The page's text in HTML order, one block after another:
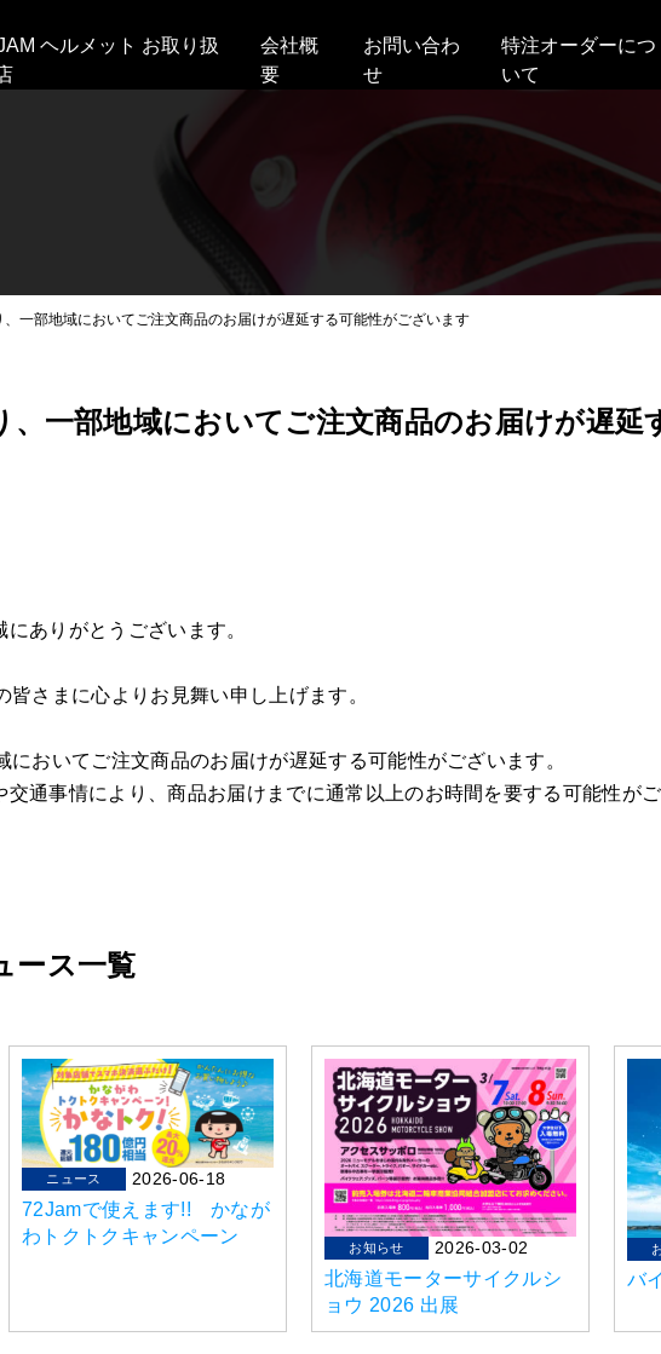
ヘルメット お取り扱
会社概
要
お問い合わ
せ
特注オーダーにつ
いて
一部地域においてご注文商品のお届けが遅延する可能性がございます
、一部地域においてご注文商品のお届けが遅延
ありがとうございます。
さまに心よりお見舞い申し上げます。
おいてご注文商品のお届けが遅延する可能性がございます。
通事情により、商品お届けまでに通常以上のお時間を要する可能性が
ース一覧
ニュース 2026-06-18
72Jamで使えます!! かなが
わトクトクキャンペーン
お知らせ 2026-03-02
北海道モーターサイクルシ
ョウ 2026 出展
バ